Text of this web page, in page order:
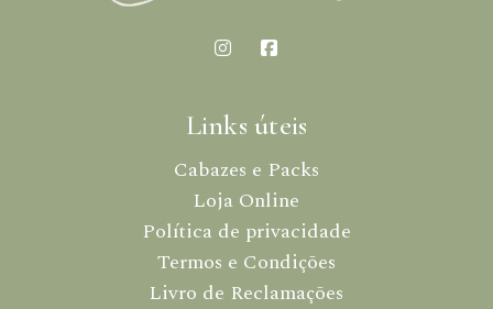
Links úteis
Cabazes e Packs
Loja Online
Política de privacidade
Termos e Condições
Livro de Reclamações